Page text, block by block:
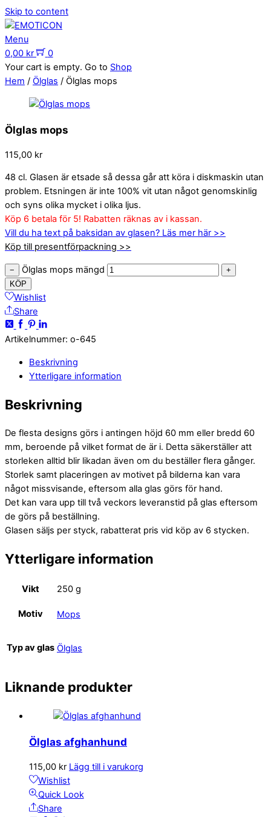
Skip to content
Menu
0,00 kr
0
Your cart is empty. Go to Shop
Hem / Ölglas / Ölglas mops
Ölglas mops
115,00 kr
48 cl. Glasen är etsade så dessa går att köra i diskmaskin utan
problem. Etsningen är inte 100% vit utan något genomskinlig
och syns olika mycket i olika ljus.
Köp 6 betala för 5! Rabatten räknas av i kassan.
Vill du ha text på baksidan av glasen? Läs mer här >>
Köp till presentförpackning >>
− Ölglas mops mängd
+
KÖP
Wishlist
Share
Artikelnummer: o-645
Beskrivning
Ytterligare information
Beskrivning
De flesta designs görs i antingen höjd 60 mm eller bredd 60
mm, beroende på vilket format de är i. Detta säkerställer att
storleken alltid blir likadan även om du beställer flera gånger.
Storlek samt placeringen av motivet på bilderna kan vara
något missvisande, eftersom alla glas görs för hand.
Det kan vara upp till två veckors leveranstid på glas eftersom
de görs på beställning.
Glasen säljs per styck, rabatterat pris vid köp av 6 stycken.
Ytterligare information
Vikt 250 g
Motiv Mops
Typ av glas Ölglas
Liknande produkter
Ölglas afghanhund
115,00 kr Lägg till i varukorg
Wishlist
Quick Look
Share